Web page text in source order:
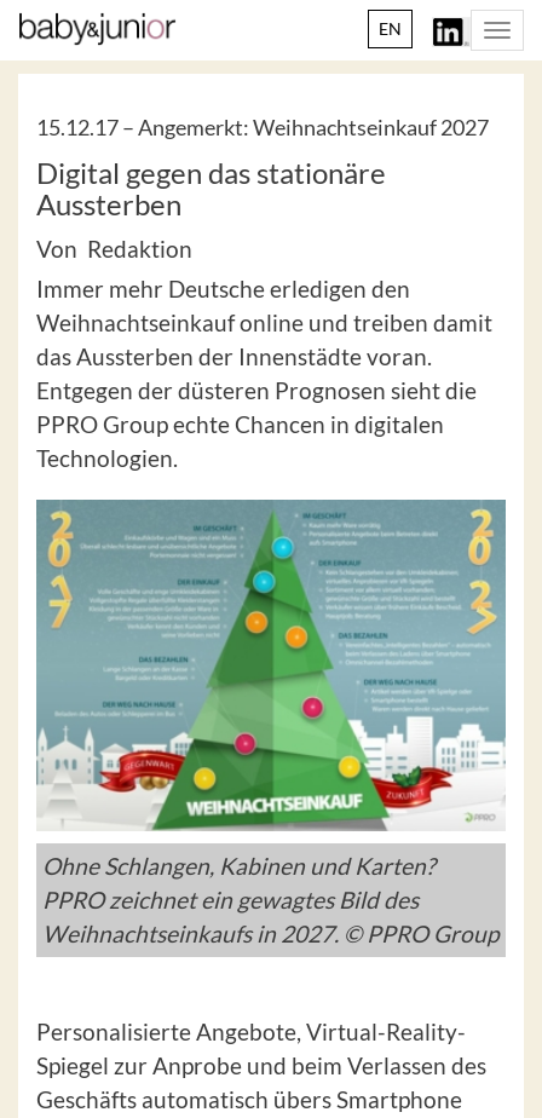
EN
15.12.17 –Angemerkt: Weihnachtseinkauf 2027
Digital gegen das stationäre
Aussterben
Von Redaktion
Immer mehr Deutsche erledigen den
Weihnachtseinkauf online und treiben damit
das Aussterben der Innenstädte voran.
Entgegen der düsteren Prognosen sieht die
PPRO Group echte Chancen in digitalen
Technologien.
Ohne Schlangen, Kabinen und Karten?
PPRO zeichnet ein gewagtes Bild des
Weihnachtseinkaufs in 2027. © PPRO Group
Personalisierte Angebote, Virtual-Reality-
Spiegel zur Anprobe und beim Verlassen des
Geschäfts automatisch übers Smartphone